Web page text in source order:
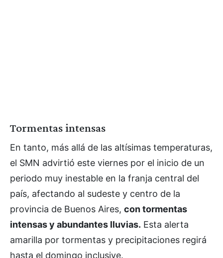
Tormentas intensas
En tanto, más allá de las altísimas temperaturas,
el SMN advirtió este viernes por el inicio de un
periodo muy inestable en la franja central del
país, afectando al sudeste y centro de la
provincia de Buenos Aires, con tormentas
intensas y abundantes lluvias. Esta alerta
amarilla por tormentas y precipitaciones regirá
hasta el domingo inclusive.